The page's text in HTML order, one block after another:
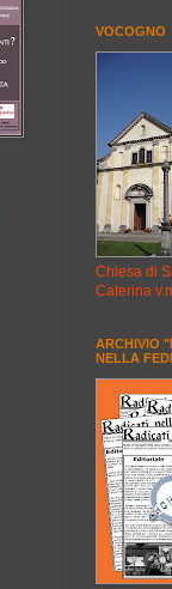
VOCOGNO
Chiesa di
Caterina
ARCHIVIO
NELLA